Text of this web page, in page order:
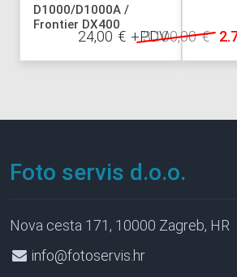
D1000/D1000A /
Frontier DX400
24,00 € +PDV
3.100,00 €
Foto servis d.o.o.
Nova cesta 171, 10000 Zagreb, HR
info@fotoservis.hr